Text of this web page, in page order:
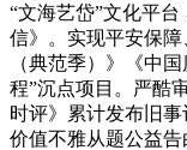
“文海艺岱”文化平
信》。实现平安保
（典范季）》《中
程”沉点项目。严酷
时评》累计发布旧
价值不雅从题公益告